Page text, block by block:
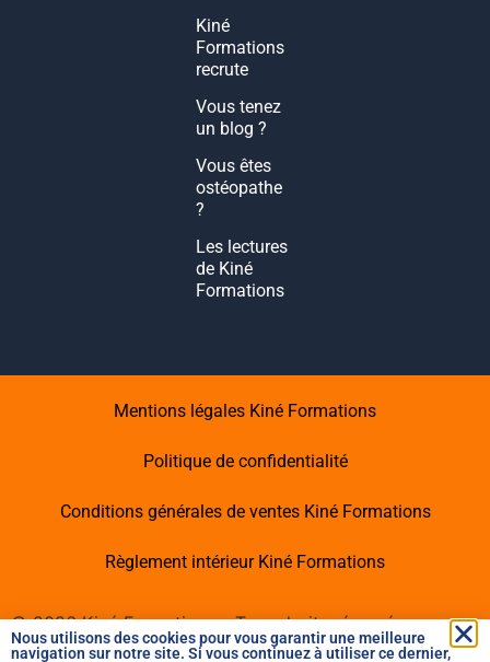
Kiné
Formations
recrute
Vous tenez
un blog ?
Vous êtes
ostéopathe
?
Les lectures
de Kiné
Formations
Mentions légales Kiné Formations
Politique de confidentialité
Conditions générales de ventes Kiné Formations
Règlement intérieur Kiné Formations
©2026Kiné Formations – Tous droits réservés -
Dernière mise à jour :08/08/2026
Nous utilisons des cookies pour vous garantir une meilleure
navigation sur notre site. Si vous continuez à utiliser ce dernier,